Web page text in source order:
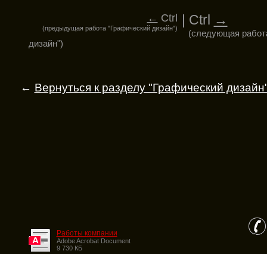
← Ctrl
(предыдущая работа "Графический дизайн")
| Ctrl →
(следующая
дизайн")
← Вернуться к разделу "Графический
Работы компании
Adobe Acrobat Document
9 730 КБ